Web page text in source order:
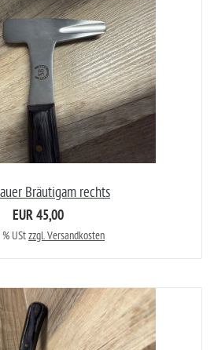
Bräutigam rechts
EUR 45,00
UStzzgl. Versandkosten